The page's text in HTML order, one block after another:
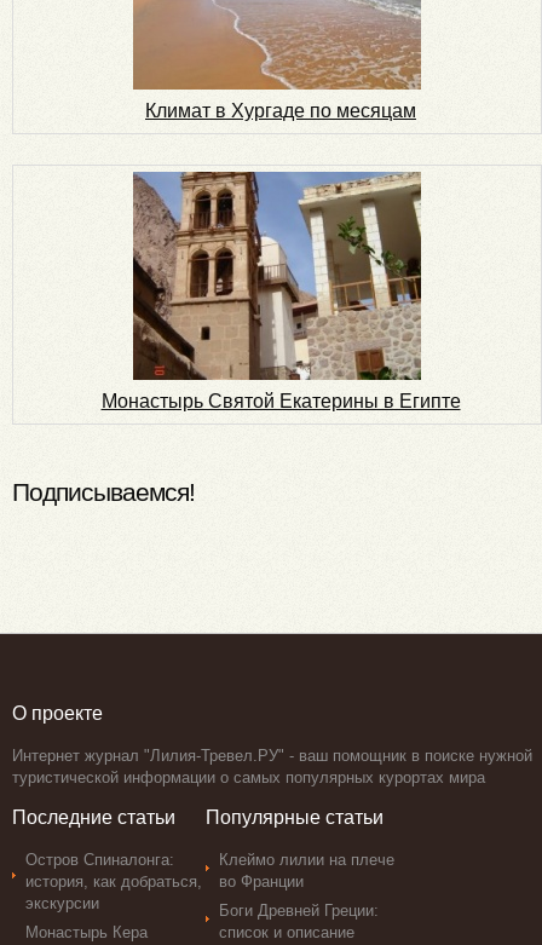
Климат в Хургаде по месяцам
Монастырь Святой Екатерины в Египте
Подписываемся!
О проекте
Интернет журнал "Лилия-Тревел.РУ" - ваш помощник в поиске нужной
туристической информации о самых популярных курортах мира
Последние статьи
Остров Спиналонга:
история, как добраться,
экскурсии
Монастырь Кера
Популярные статьи
Клеймо лилии на плече
во Франции
Боги Древней Греции:
список и описание